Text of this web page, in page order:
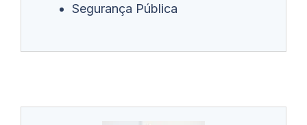
Segurança Pública